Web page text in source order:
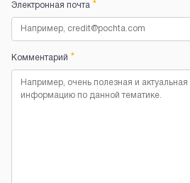
Электронная почта *
Комментарий *